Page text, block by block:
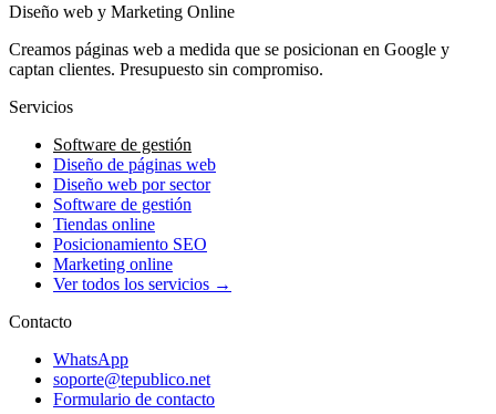
Diseño web y Marketing Online
Creamos páginas web a medida que se posicionan en Google y
captan clientes. Presupuesto sin compromiso.
Servicios
Software de gestión
Diseño de páginas web
Diseño web por sector
Software de gestión
Tiendas online
Posicionamiento SEO
Marketing online
Ver todos los servicios →
Contacto
WhatsApp
soporte@tepublico.net
Formulario de contacto